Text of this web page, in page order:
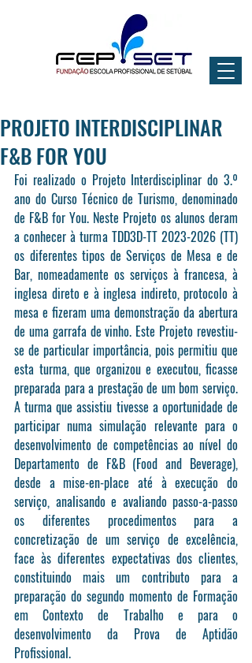
PROJETO INTERDISCIPLINAR
F&B FOR YOU
Foi realizado o Projeto Interdisciplinar do 3.º
ano do Curso Técnico de Turismo, denominado
de F&B for You. Neste Projeto os alunos deram
a conhecer à turma TDD3D-TT 2023-2026 (TT)
os diferentes tipos de Serviços de Mesa e de
Bar, nomeadamente os serviços à francesa, à
inglesa direto e à inglesa indireto, protocolo à
mesa e fizeram uma demonstração da abertura
de uma garrafa de vinho. Este Projeto revestiu-
se de particular importância, pois permitiu que
esta turma, que organizou e executou, ficasse
preparada para a prestação de um bom serviço.
A turma que assistiu tivesse a oportunidade de
participar numa simulação relevante para o
desenvolvimento de competências ao nível do
Departamento de F&B (Food and Beverage),
desde a mise-en-place até à execução do
serviço, analisando e avaliando passo-a-passo
os diferentes procedimentos para a
concretização de um serviço de excelência,
face às diferentes expectativas dos clientes,
constituindo mais um contributo para a
preparação do segundo momento de Formação
em Contexto de Trabalho e para o
desenvolvimento da Prova de Aptidão
Profissional.